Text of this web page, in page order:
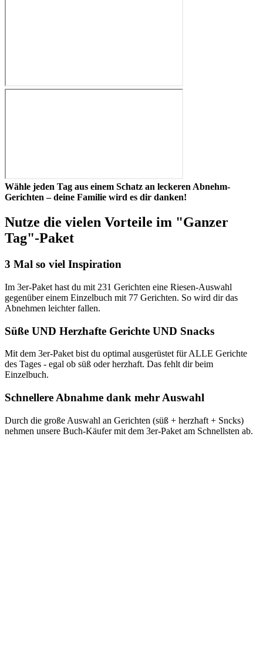
Wähle jeden Tag aus einem Schatz an leckeren Abnehm-
Gerichten – deine Familie wird es dir danken!
Nutze die vielen Vorteile im "Ganzer
Tag"-Paket
3 Mal so viel Inspiration
Im 3er-Paket hast du mit 231 Gerichten eine Riesen-Auswahl
gegenüber einem Einzelbuch mit 77 Gerichten. So wird dir das
Abnehmen leichter fallen.
Süße UND Herzhafte Gerichte UND Snacks
Mit dem 3er-Paket bist du optimal ausgerüstet für ALLE Gerichte
des Tages - egal ob süß oder herzhaft. Das fehlt dir beim
Einzelbuch.
Schnellere Abnahme dank mehr Auswahl
Durch die große Auswahl an Gerichten (süß + herzhaft + Sncks)
nehmen unsere Buch-Käufer mit dem 3er-Paket am Schnellsten ab.